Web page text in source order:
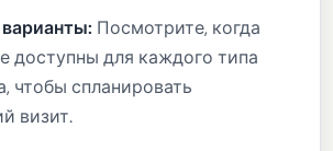
Посмотрите, когда
доступны для каждого типа
чтобы спланировать
визит.